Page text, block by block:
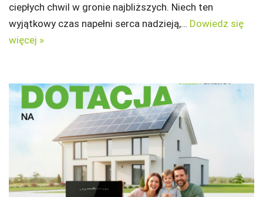
ciepłych chwil w gronie najbliższych. Niech ten
wyjątkowy czas napełni serca nadzieją,… Dowiedz się
więcej »